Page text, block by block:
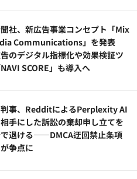
社、新広告事業コンセプト「Mix
Communications」を発表
のデジタル指標化や効果検証ツ
SCORE」も導入へ
事、RedditによるPerplexity AI
手にした訴訟の棄却申し立てを
退ける——DMCA迂回禁止条項
争点に